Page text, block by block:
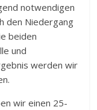
notwendigen
den Niedergang
beiden
und
werden wir
wir einen 25-